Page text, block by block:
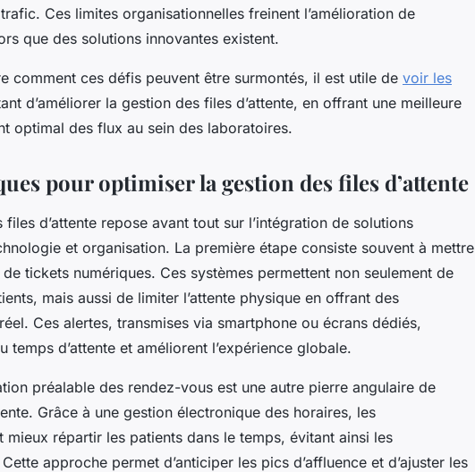
Ces limites organisationnelles freinent l’amélioration de
que des solutions innovantes existent.
comment ces défis peuvent être surmontés, il est utile de voir les
d’améliorer la gestion des files d’attente, en offrant une meilleure
optimal des flux au sein des laboratoires.
pour optimiser la gestion des files d’attente
d’attente repose avant tout sur l’intégration de solutions
et organisation. La première étape consiste souvent à mettre
tickets numériques. Ces systèmes permettent non seulement de
mais aussi de limiter l’attente physique en offrant des
Ces alertes, transmises via smartphone ou écrans dédiés,
temps d’attente et améliorent l’expérience globale.
préalable des rendez-vous est une autre pierre angulaire de
Grâce à une gestion électronique des horaires, les
mieux répartir les patients dans le temps, évitant ainsi les
approche permet d’anticiper les pics d’affluence et d’ajuster les